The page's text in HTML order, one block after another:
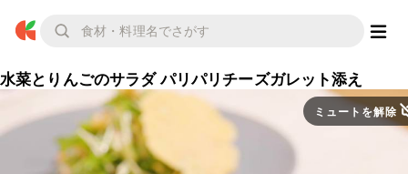
水菜とりんごのサラダ パリパリチーズガレット添え
ミュートを解除